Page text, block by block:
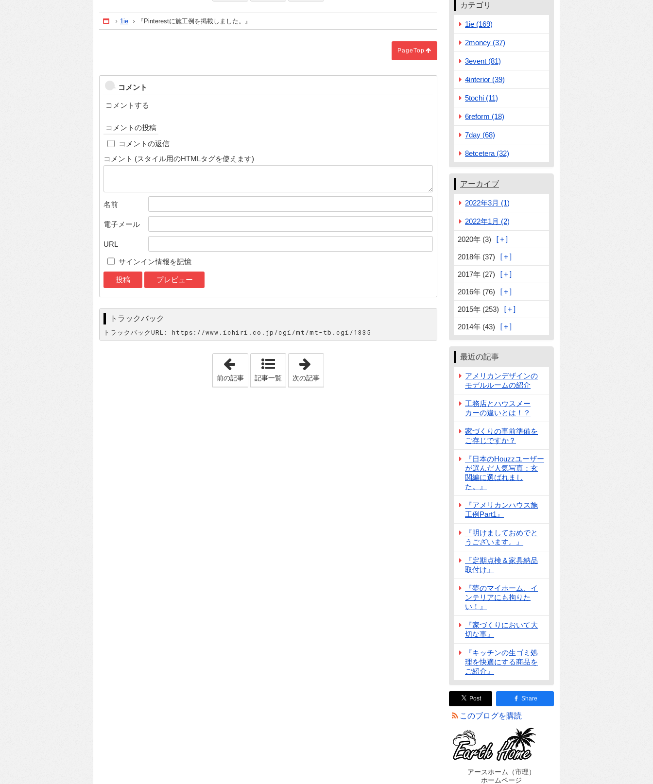
Home
1ie 『Pinterestに施工例を掲載しました。』
PageTop
コメント
コメントする
コメントの投稿
コメントの返信
コメント (スタイル用のHTMLタグを使えます)
名前
電子メール
URL
サインイン情報を記憶
トラックバック
トラックバックURL: https://www.ichiri.co.jp/cgi/mt/mt-tb.cgi/1835
「『ふわふわモコモコの断熱材』」
前の記事 記事一覧
「『Furniture Style Bookが完成しました！』」
次の記事
カテゴリ
1ie (169)
2money (37)
3event (81)
4interior (39)
5tochi (11)
6reform (18)
7day (68)
8etcetera (32)
アーカイブ
2022年3月 (1)
2022年1月 (2)
2020年 (3)
2018年 (37)
2017年 (27)
2016年 (76)
2015年 (253)
2014年 (43)
最近の記事
アメリカンデザインの
モデルルームの紹介
工務店とハウスメー
カーの違いとは！？
家づくりの事前準備を
ご存じですか？
『日本のHouzzユーザー
が選んだ人気写真：玄
関編に選ばれまし
た。』
『アメリカンハウス施
工例Part1』
『明けましておめでと
うございます。』
『定期点検＆家具納品
取付け』
『夢のマイホーム、イ
ンテリアにも拘りた
い！』
『家づくりにおいて大
切な事』
『キッチンの生ゴミ処
理を快適にする商品を
ご紹介』
Post Share
このブログを購読
アースホーム（市理）
ホームページ